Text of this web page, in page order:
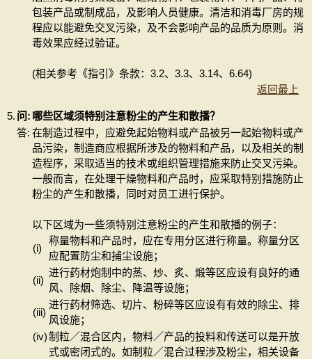
包装产品或制成品，及影响人员健康。清洁和消毒厂房的规
程应以能避免交叉污染，及不会影响产品的品质为原则。消
毒效果应经过验证。
(相关参考《指引》条款：3.2、3.3、3.14、6.64)
返回最上
5. 问: 哪些区域须特别注意粉尘的产生和散播？
答: 在制造过程中，应避免起始物料或产品被另一起始物料或产
品污染，制造商应根据所涉及的物料和产品，以及相关的制
造程序，采取适当的技术或组织管理措施来防止交叉污染。
一般而言，在处理干燥物料和产品时，应采取特别措施防止
粉尘的产生和散播，同时对员工进行保护。
以下区域为一些须特别注意粉尘的产生和散播的例子：
(i)
称量物料和产品时，应在专用分区进行称量。称量分区
应配置防尘和捕尘设施；
(ii)
进行药材炮制中的蒸、炒、炙、煅等区应设有良好的通
风、除烟、除尘、降温等设施；
(iii)
进行药材筛选、切片、粉碎等区应设有有效的除尘、排
风设施；
(iv)制粒／混合区内，物料／产品的投料和传送可以是开放
式或密闭式的。如制粒／混合过程涉及粉尘，相关设备